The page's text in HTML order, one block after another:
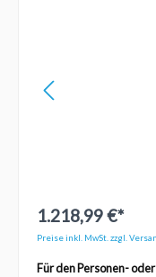
1.218,99 €*
Preise inkl. MwSt. zzgl.
Für den Personen-